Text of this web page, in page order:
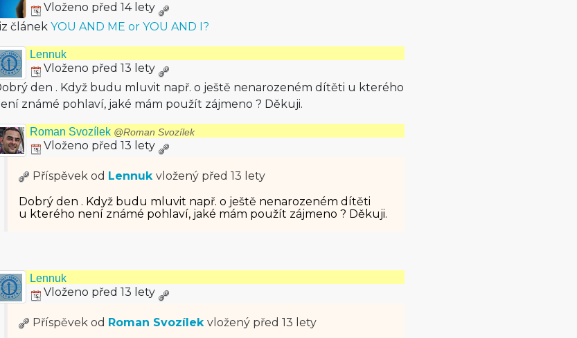
Vloženo před 14 lety
článek YOU AND ME or YOU AND I?
Lennuk
Vloženo před 13 lety
den . Když budu mluvit např. o ještě nenarozeném dítěti u kterého
známé pohlaví, jaké mám použít zájmeno ? Děkuji.
Roman Svozílek @Roman Svozílek
Vloženo před 13 lety
Příspěvek od Lennuk vložený před 13 lety
Dobrý den . Když budu mluvit např. o ještě nenarozeném dítěti
u kterého není známé pohlaví, jaké mám použít zájmeno ? Děkuji.
Lennuk
Vloženo před 13 lety
Příspěvek od Roman Svozílek vložený před 13 lety